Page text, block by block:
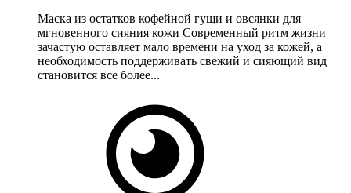
Маска из остатков кофейной гущи и овсянки для
мгновенного сияния кожи Современный ритм жизни
зачастую оставляет мало времени на уход за кожей, а
необходимость поддерживать свежий и сияющий вид
становится все более...